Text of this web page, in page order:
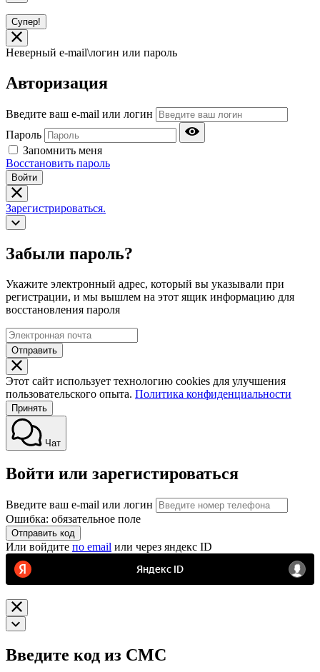
Супер!
Неверный e-mail\логин или пароль
Авторизация
Введите ваш e-mail или логин
Пароль
Запомнить меня
Восстановить пароль
Войти
Зарегистрироваться.
Забыли пароль?
Укажите электронный адрес, который вы указывали при
регистрации, и мы вышлем на этот ящик информацию для
восстановления пароля
Отправить
Этот сайт использует технологию cookies для улучшения
пользовательского опыта. Политика конфиденциальности
Принять
Чат
Войти или зарегистироваться
Введите ваш e-mail или логин
Ошибка: обязательное поле
Отправить код
Или войдите по email или через яндекс ID
Введите код из СМС